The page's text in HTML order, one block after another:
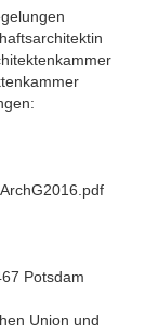
Potsdam
Union und